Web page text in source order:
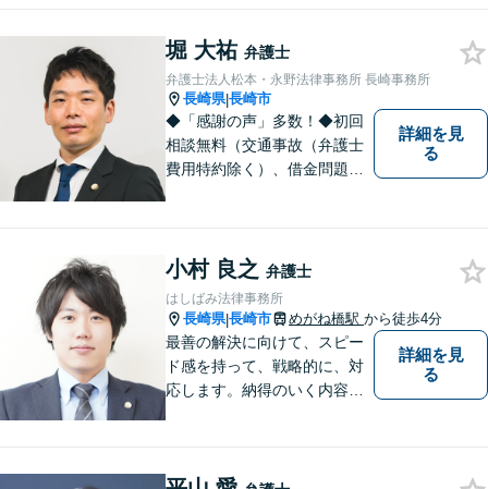
い。各種専門家と連携し、ス
ムーズな解決を目指します。
堀 大祐 弁護士
弁護士法人松本・永野法律事務所 長崎事務所
長崎県|長崎市
◆「感謝の声」多数！◆初回
相談無料（交通事故（弁護士
費用特約除く）、借金問題、
詳細を見
る
小村 良之 弁護士
はしばみ法律事務所
長崎県|長崎市 めがね橋駅 から徒歩4分
最善の解決に向けて、スピー
ド感を持って、戦略的に、対
応します。納得のいく内容と
詳細を見
る